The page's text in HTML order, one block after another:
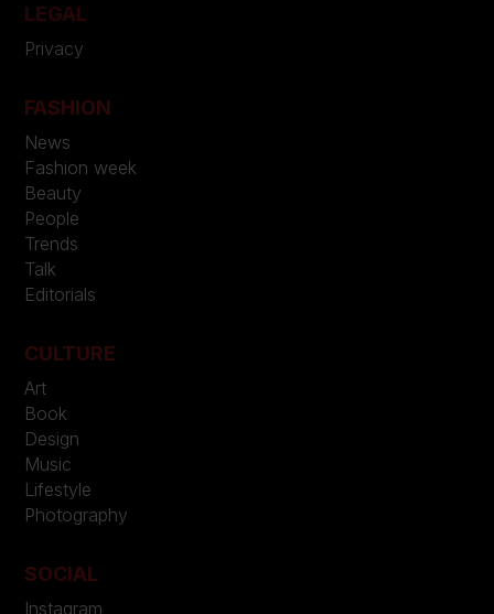
LEGAL
Privacy
FASHION
News
Fashion week
Beauty
People
Trends
Talk
Editorials
CULTURE
Art
Book
Design
Music
Lifestyle
Photography
SOCIAL
Instagram